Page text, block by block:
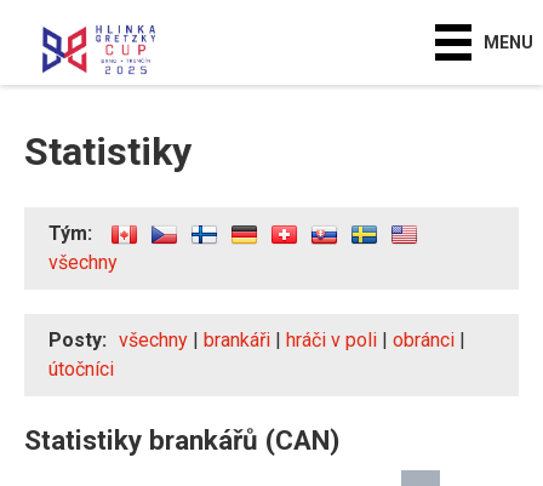
MENU
Statistiky
Tým:
všechny
Posty: všechny | brankáři | hráči v poli | obránci |
útočníci
Statistiky brankářů (CAN)